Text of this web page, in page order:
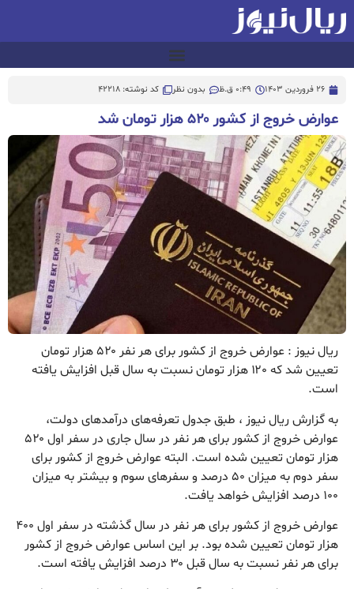
26 فروردین 1403 0:49 ق.ظ بدون نظر کد نوشته: 42218
عوارض خروج از کشور ۵۲۰ هزار تومان شد
ریال نیوز : عوارض خروج از کشور برای هر نفر ۵۲۰ هزار تومان
تعیین شد که ۱۲۰ هزار تومان نسبت به سال قبل افزایش یافته
است.
به گزارش ریال نیوز ، طبق جدول تعرفه‌های درآمدهای دولت،
عوارض خروج از کشور برای هر نفر در سال جاری در سفر اول ۵۲۰
هزار تومان تعیین شده است. البته عوارض خروج از کشور برای
سفر دوم به میزان ۵۰ درصد و سفرهای سوم و بیشتر به میزان
۱۰۰ درصد افزایش خواهد یافت.
عوارض خروج از کشور برای هر نفر در سال گذشته در سفر اول ۴۰۰
هزار تومان تعیین شده بود. بر این اساس عوارض خروج از کشور
برای هر نفر نسبت به سال قبل ۳۰ درصد افزایش یافته است.